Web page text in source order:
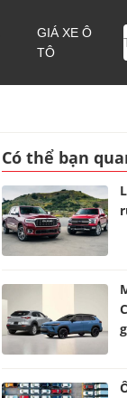
GIÁ XE Ô
TÔ
Có thể bạn